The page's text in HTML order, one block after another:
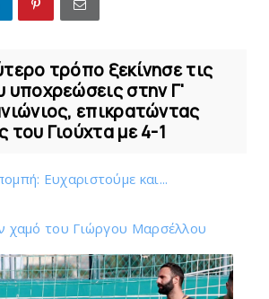
τρόπο ξεκίνησε τις
υποχρεώσεις στην Γ'
επικρατώντας
του Γιούχτα με 4-1
Eυχαριστούμε και...
χαμό του Γιώργου Mαρσέλλου